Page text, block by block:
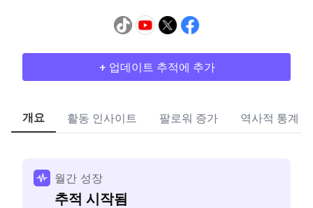
+ 업데이트 추적에 추가
개요 활동 인사이트 팔로워 증가 역사적 통계
월간 성장
추적 시작됨